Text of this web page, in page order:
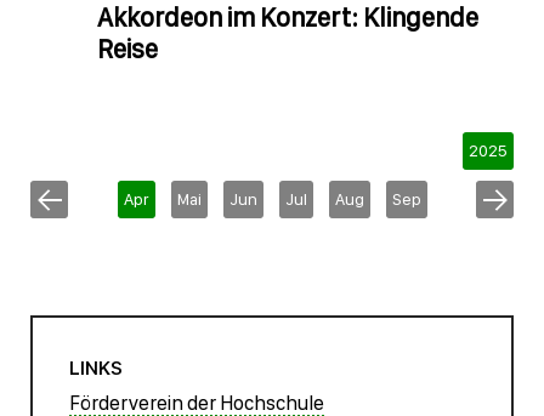
Akkordeon im Konzert: Klingende
Reise
Apr Mai Jun Jul Aug Sep
2025
LINKS
Förderverein der Hochschule